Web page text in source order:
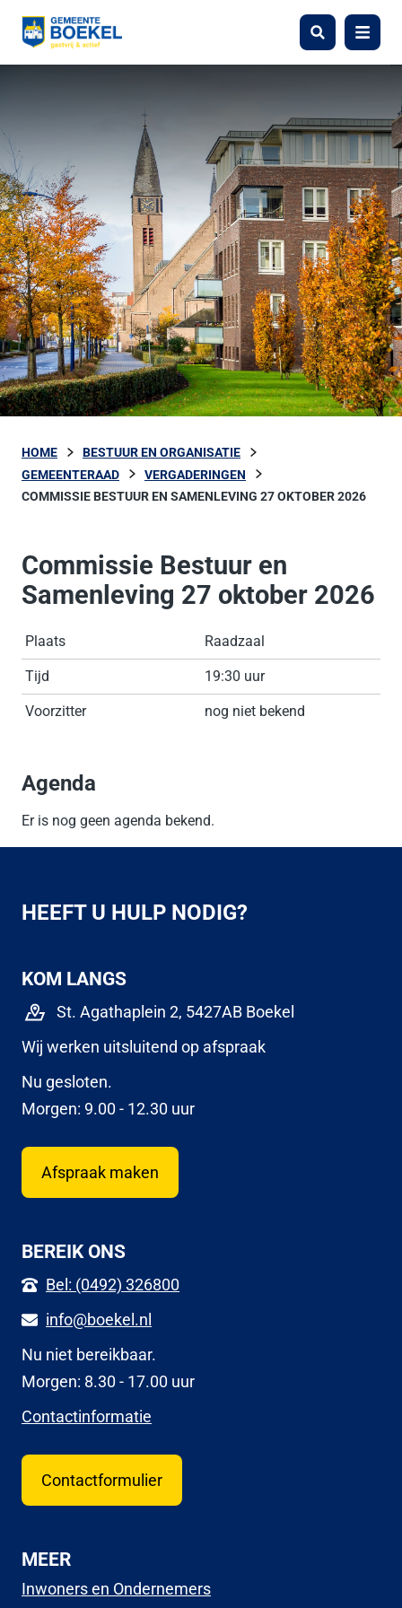
Zoeken Menu
HOME
BESTUUR EN ORGANISATIE
GEMEENTERAAD
VERGADERINGEN
COMMISSIE BESTUUR EN SAMENLEVING 27 OKTOBER 2026
Commissie Bestuur en
Samenleving 27 oktober 2026
Plaats Raadzaal
Tijd 19:30 uur
Voorzitter nog niet bekend
Agenda
Er is nog geen agenda bekend.
HEEFT U HULP NODIG?
KOM LANGS
St. Agathaplein 2, 5427AB Boekel
Wij werken uitsluitend op afspraak
Nu gesloten.
Morgen: 9.00 - 12.30 uur
Afspraak maken
BEREIK ONS
Bel: (0492) 326800
info@boekel.nl
Nu niet bereikbaar.
Morgen: 8.30 - 17.00 uur
Contactinformatie
Contactformulier
MEER
Inwoners en Ondernemers